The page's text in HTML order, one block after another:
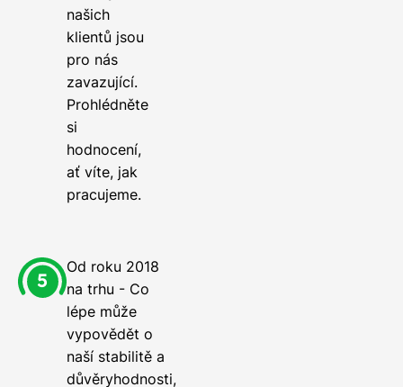
našich
klientů jsou
pro nás
zavazující.
Prohlédněte
si
hodnocení,
ať víte, jak
pracujeme.
Od roku 2018
na trhu - Co
lépe může
vypovědět o
naší stabilitě a
důvěryhodnosti,